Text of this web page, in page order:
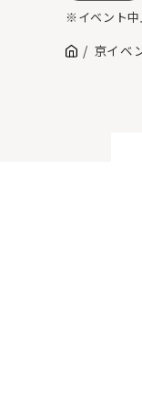
※イベント中
京イベ